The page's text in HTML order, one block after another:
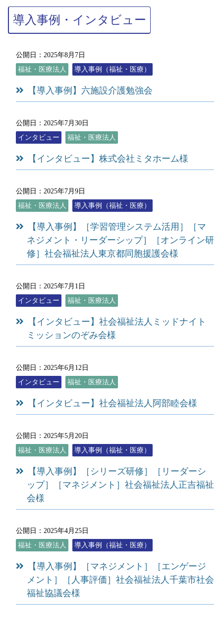
導入事例・インタビュー
公開日：2025年8月7日
福祉・医療法人
導入事例（福祉・医療）
【導入事例】六施設介護勉強会
公開日：2025年7月30日
インタビュー
福祉・医療法人
【インタビュー】株式会社ミタホーム様
公開日：2025年7月9日
福祉・医療法人
導入事例（福祉・医療）
【導入事例】［学習管理システム活用］［マ
ネジメント・リーダーシップ］［オンライン研
修］社会福祉法人東京都同胞援護会様
公開日：2025年7月1日
インタビュー
福祉・医療法人
【インタビュー】社会福祉法人ミッドナイト
ミッションのぞみ会様
公開日：2025年6月12日
インタビュー
福祉・医療法人
【インタビュー】社会福祉法人阿部睦会様
公開日：2025年5月20日
福祉・医療法人
導入事例（福祉・医療）
【導入事例】［シリーズ研修］［リーダーシ
ップ］［マネジメント］社会福祉法人正吉福祉
会様
公開日：2025年4月25日
福祉・医療法人
導入事例（福祉・医療）
【導入事例】［マネジメント］［エンゲージ
メント］［人事評価］社会福祉法人千葉市社会
福祉協議会様